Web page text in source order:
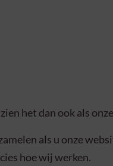
het dan ook als
als u onze
hoe wij werken.